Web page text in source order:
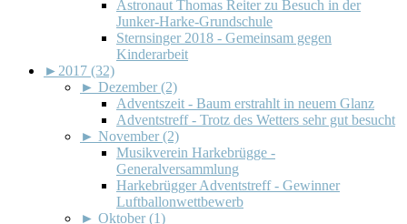
Astronaut Thomas Reiter zu Besuch in der
Junker-Harke-Grundschule
Sternsinger 2018 - Gemeinsam gegen
Kinderarbeit
► 2017 (32)
► Dezember (2)
Adventszeit - Baum erstrahlt in neuem Glanz
Adventstreff - Trotz des Wetters sehr gut besucht
► November (2)
Musikverein Harkebrügge -
Generalversammlung
Harkebrügger Adventstreff - Gewinner
Luftballonwettbewerb
► Oktober (1)